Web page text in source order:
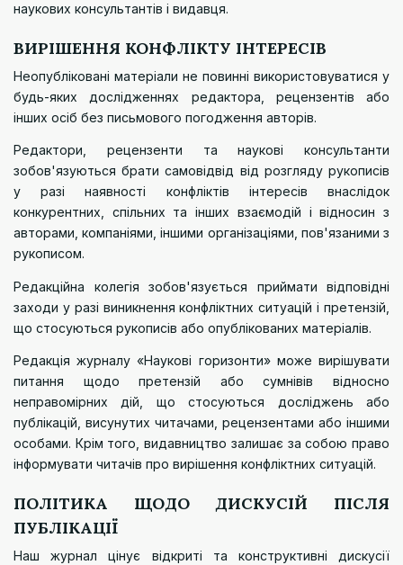
наукових консультантів і видавця.
ВИРІШЕННЯ КОНФЛІКТУ ІНТЕРЕСІВ
Неопубліковані матеріали не повинні використовуватися у
будь-яких дослідженнях редактора, рецензентів або
інших осіб без письмового погодження авторів.
Редактори, рецензенти та наукові консультанти
зобов'язуються брати самовідвід від розгляду рукописів
у разі наявності конфліктів інтересів внаслідок
конкурентних, спільних та інших взаємодій і відносин з
авторами, компаніями, іншими організаціями, пов'язаними з
рукописом.
Редакційна колегія зобов'язується приймати відповідні
заходи у разі виникнення конфліктних ситуацій і претензій,
що стосуються рукописів або опублікованих матеріалів.
Редакція журналу «Наукові горизонти» може вирішувати
питання щодо претензій або сумнівів відносно
неправомірних дій, що стосуються досліджень або
публікацій, висунутих читачами, рецензентами або іншими
особами. Крім того, видавництво залишає за собою право
інформувати читачів про вирішення конфліктних ситуацій.
ПОЛІТИКА ЩОДО ДИСКУСІЙ ПІСЛЯ
ПУБЛІКАЦІЇ
Наш журнал цінує відкриті та конструктивні дискусії